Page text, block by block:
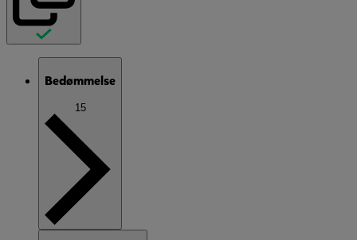
Bedømmelse
15